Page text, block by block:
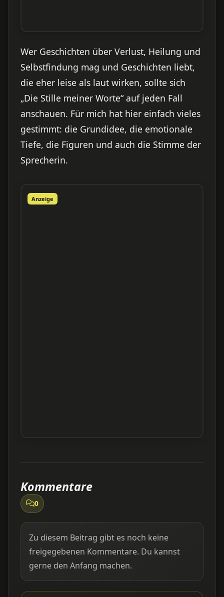
Wer Geschichten über Verlust, Heilung und
Selbstfindung mag und Geschichten liebt,
die eher leise als laut wirken, sollte sich
„Die Stille meiner Worte“ auf jeden Fall
anschauen. Für mich hat hier einfach vieles
gestimmt: die Grundidee, die emotionale
Tiefe, die Figuren und auch die Stimme der
Sprecherin.
Anzeige
Kommentare
0
Zu diesem Beitrag gibt es noch keine
freigegebenen Kommentare. Du kannst
gerne den Anfang machen.